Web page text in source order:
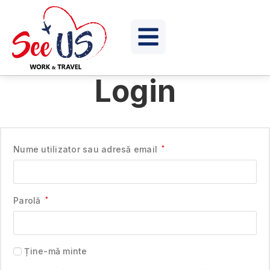
Login
Nume utilizator sau adresă email *
Parolă *
Ține-mă minte